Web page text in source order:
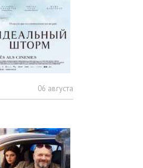
06 августа